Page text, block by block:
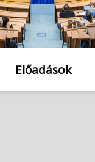
Előadások